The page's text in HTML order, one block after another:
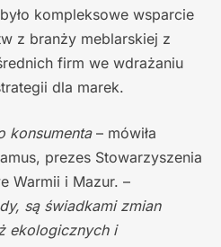
kompleksowe wsparcie
z branży meblarskiej z
firm we wdrażaniu
dla marek.
konsumenta– mówiła
prezes Stowarzyszenia
Warmii i Mazur. –
są świadkami zmian
ekologicznych i